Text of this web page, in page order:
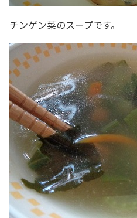
チンゲン菜のスープです。